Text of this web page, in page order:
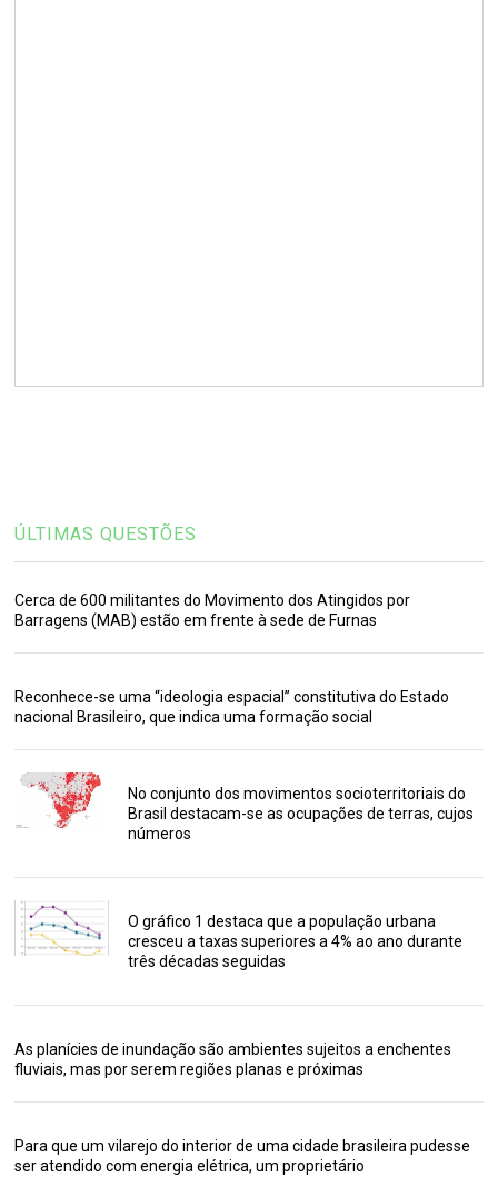
ÚLTIMAS QUESTÕES
Cerca de 600 militantes do Movimento dos Atingidos por
Barragens (MAB) estão em frente à sede de Furnas
Reconhece-se uma “ideologia espacial” constitutiva do Estado
nacional Brasileiro, que indica uma formação social
No conjunto dos movimentos socioterritoriais do
Brasil destacam-se as ocupações de terras, cujos
números
O gráfico 1 destaca que a população urbana
cresceu a taxas superiores a 4% ao ano durante
três décadas seguidas
As planícies de inundação são ambientes sujeitos a enchentes
fluviais, mas por serem regiões planas e próximas
Para que um vilarejo do interior de uma cidade brasileira pudesse
ser atendido com energia elétrica, um proprietário